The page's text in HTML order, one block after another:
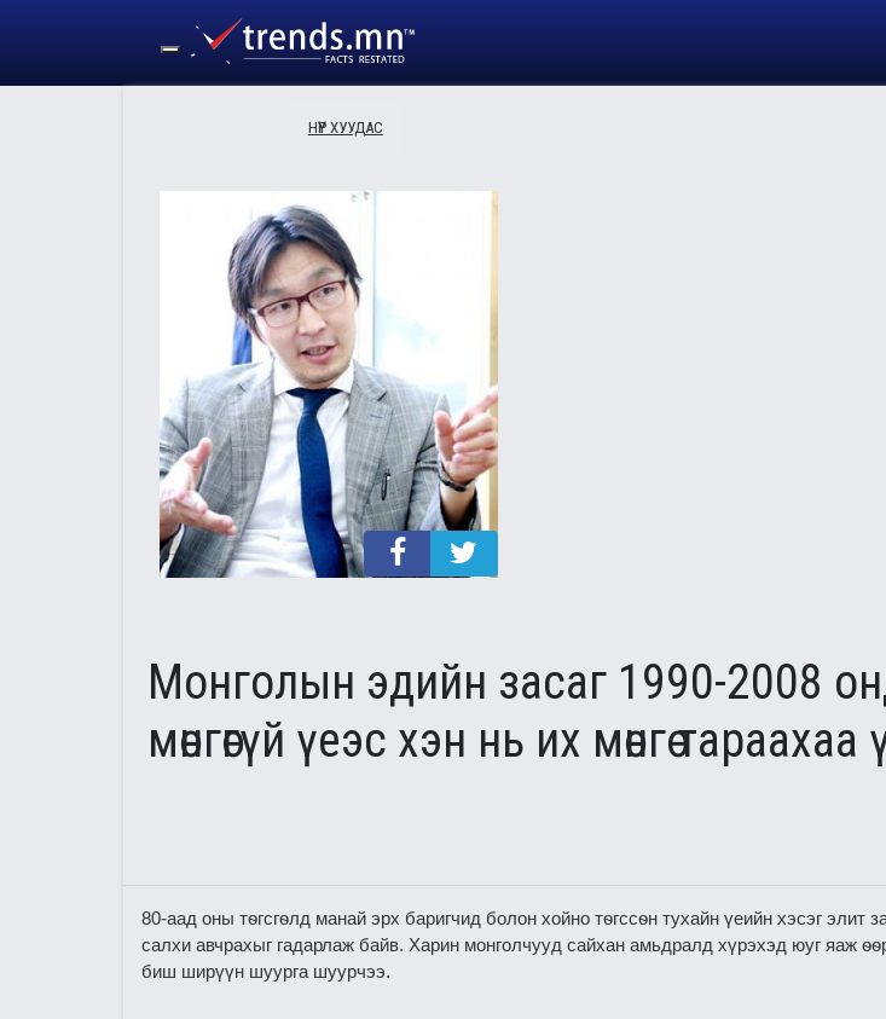
Toggle navigation
НҮҮР ХУУДАС
Монголын эдийн засаг 1990-2008
мөнгөгүй үеэс хэн нь их мөнгө тараахаа
80-аад оны тѳгсгѳлд манай эрх баригчид болон хойно тѳгссѳн тухайн үеийн хэсэг
салхи авчрахыг гадарлаж байв. Харин монголчууд сайхан амьдралд хүрэхэд юуг яаж
биш ширүүн шуурга шуурчээ.